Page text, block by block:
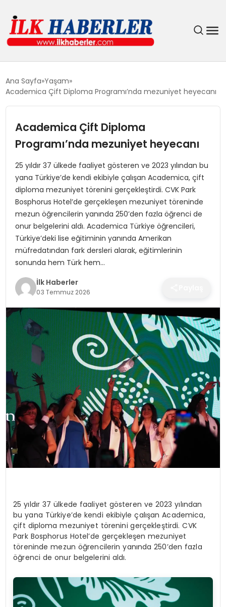
EKONOMI
GÜNDEM
MAGAZIN
SIYASET
SPOR
TEKNOLOJI
YAŞAM
Ana Sayfa Yaşam
Academica Çift Diploma Programı’nda mezuniyet heyecanı
Academica Çift Diploma
Programı’nda mezuniyet heyecanı
25 yıldır 37 ülkede faaliyet gösteren ve 2023 yılından bu
yana Türkiye’de kendi ekibiyle çalışan Academica, çift
diploma mezuniyet törenini gerçekleştirdi. CVK Park
Bosphorus Hotel’de gerçekleşen mezuniyet töreninde
mezun öğrencilerin yanında 250’den fazla öğrenci de
onur belgelerini aldı. Academica Türkiye öğrencileri,
Türkiye’deki lise eğitiminin yanında Amerikan
müfredatından fark dersleri alarak, eğitimlerinin
sonunda hem Türk hem…
İlk Haberler
03 Temmuz 2026
25 yıldır 37 ülkede faaliyet gösteren ve 2023 yılından
bu yana Türkiye’de kendi ekibiyle çalışan Academica,
çift diploma mezuniyet törenini gerçekleştirdi. CVK
Park Bosphorus Hotel’de gerçekleşen mezuniyet
töreninde mezun öğrencilerin yanında 250’den fazla
öğrenci de onur belgelerini aldı.